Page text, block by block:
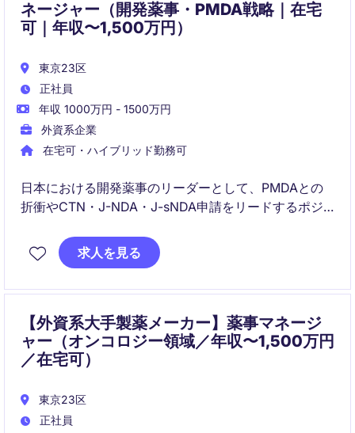
ネージャー（開発薬事・PMDA戦略｜在宅
可｜年収〜1,500万円）
東京23区
正社員
年収 1000万円 - 1500万円
外資系企業
在宅可・ハイブリッド勤務可
日本における開発薬事のリーダーとして、PMDAとの
折衝やCTN・J-NDA・J-sNDA申請をリードするポジ
国内外のクロスファンクショナルチームと協働しなが
求人を見る
【外資系大手製薬メーカー】薬事マネージ
ャー（オンコロジー領域／年収〜1,500万円
／在宅可）
東京23区
正社員